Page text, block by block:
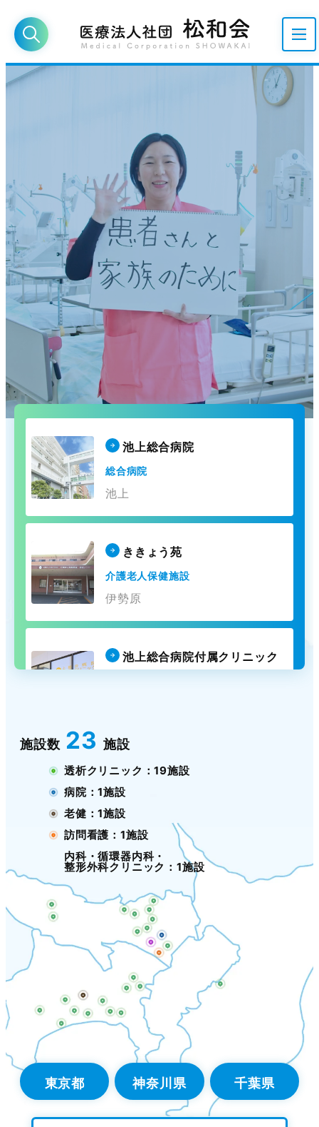
池上総合病院
総合病院
池上
ききょう苑
介護老人保健施設
伊勢原
池上総合病院付属クリニック
施設数 23 施設
透析クリニック：19施設
病院：1施設
老健：1施設
訪問看護：1施設
内科・循環器内科・
整形外科クリニック：1施設
東京都 神奈川県 千葉県